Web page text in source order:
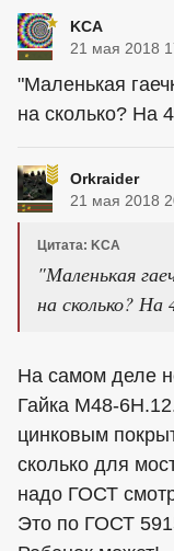
KCA
21 мая 2018
"Маленькая
на сколько? На
Orkraider
21 мая 2018
Цитата: KCA
"Маленькая
на сколько? На
На самом деле
Гайка М48-
цинковым
сколько для
надо ГОСТ
Это по ГОСТ